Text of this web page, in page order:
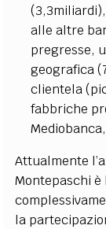
alle altre
pregresse,
geografica
clientela
fabbriche
Attualmente
Montepaschi
la